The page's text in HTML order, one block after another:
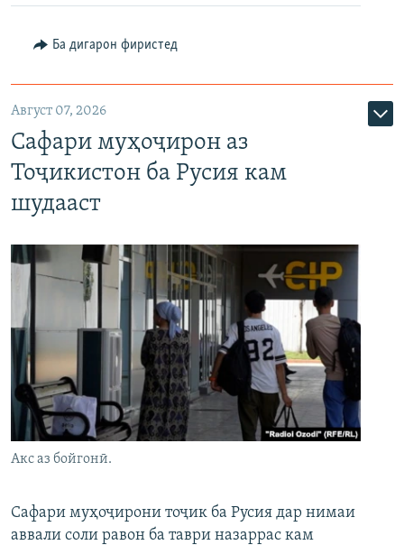
Ба дигарон фиристед
Август 07, 2026
Сафари муҳоҷирон аз
Тоҷикистон ба Русия кам
шудааст
Акс аз бойгонӣ.
Сафари муҳоҷирони тоҷик ба Русия дар нимаи
аввали соли равон ба таври назаррас кам